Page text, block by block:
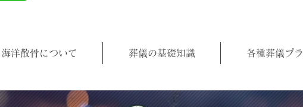
海洋散骨について 葬儀の基礎知識 各種葬儀プ